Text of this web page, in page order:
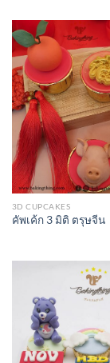
3D CUPCAKES
คัพเค้ก 3 มิติ ตรุษจีน